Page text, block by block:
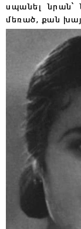
սպանել նրան՝
մեռած, քան